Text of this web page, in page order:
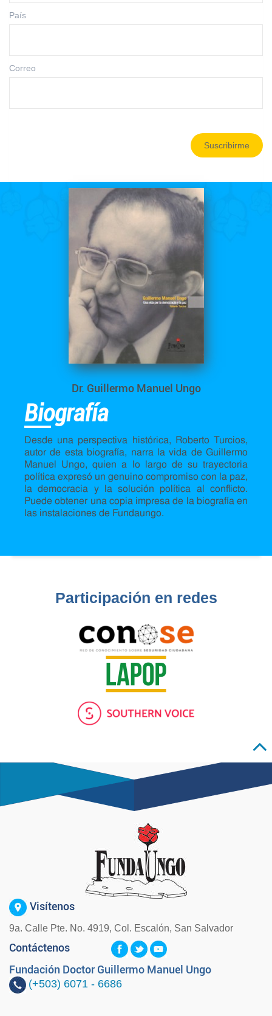
País
Correo
Suscribirme
Dr. Guillermo Manuel Ungo
Biografía
Desde una perspectiva histórica, Roberto Turcios,
autor de esta biografía, narra la vida de Guillermo
Manuel Ungo, quien a lo largo de su trayectoria
política expresó un genuino compromiso con la paz,
la democracia y la solución política al conflicto.
Puede obtener una copia impresa de la biografía en
las instalaciones de Fundaungo.
Participación en redes
Visítenos
9a. Calle Pte. No. 4919, Col. Escalón, San Salvador
Contáctenos
Fundación Doctor Guillermo Manuel Ungo
(+503) 6071 - 6686